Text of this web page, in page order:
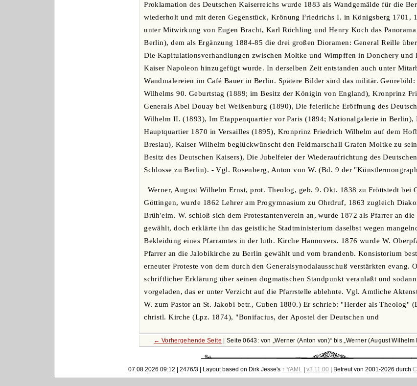
Proklamation des Deutschen Kaiserreichs wurde 1883 als Wandgemälde für die
wiederholt und mit deren Gegenstück, Krönung Friedrichs I. in Königsberg 1701,
unter Mitwirkung von Eugen Bracht, Karl Röchling und Henry Koch das
Berlin), dem als Ergänzung 1884-85 die drei großen Dioramen: General Reille
Die Kapitulationsverhandlungen zwischen Moltke und Wimpffen in Donchery und
Kaiser Napoleon hinzugefügt wurde. In derselben Zeit entstanden auch unter
Wandmalereien im Café Bauer in Berlin. Spätere Bilder sind das militär.
Wilhelms 90. Geburtstag (1889; im Besitz der Königin von England), Kronprinz
Generals Abel Douay bei Weißenburg (1890), Die feierliche Eröffnung des
Wilhelm II. (1893), Im Etappenquartier vor Paris (1894; Nationalgalerie in
Hauptquartier 1870 in Versailles (1895), Kronprinz Friedrich Wilhelm auf dem
Breslau), Kaiser Wilhelm beglückwünscht den Feldmarschall Grafen Moltke zu
Besitz des Deutschen Kaisers), Die Jubelfeier der Wiederaufrichtung des
Schlosse zu Berlin). - Vgl. Rosenberg, Anton von W. (Bd. 9 der
Werner, August Wilhelm Ernst, prot. Theolog, geb. 9. Okt. 1838 zu Fröttstedt bei
Göttingen, wurde 1862 Lehrer am Progymnasium zu Ohrdruf, 1863 zugleich
Brüh'eim. W. schloß sich dem Protestantenverein an, wurde 1872 als Pfarrer an
gewählt, doch erklärte ihn das geistliche Stadtministerium daselbst wegen
Bekleidung eines Pfarramtes in der luth. Kirche Hannovers. 1876 wurde W.
Pfarrer an die Jalobikirche zu Berlin gewählt und vom brandenb. Konsistorium
erneuter Proteste von dem durch den Generalsynodalausschuß verstärkten evang.
schriftlicher Erklärung über seinen dogmatischen Standpunkt veranlaßt und
vorgeladen, das er unter Verzicht auf die Pfarrstelle ablehnte. Vgl. Amtliche
W. zum Pastor an St. Jakobi betr., Guben 1880.) Er schrieb: "Herder als Theolog"
christl. Kirche (Lpz. 1874), "Bonifacius, der Apostel der Deutschen und
← Vorhergehende Seite | Seite 0643: von Werner (Anton von) bis Werner (August Wilhelm
07.08.2026 09:12 | 2476/3 | Layout based on Dirk Jesse's ↑ YAML| v3.11.00 | Betreut von 2001-2026 durch